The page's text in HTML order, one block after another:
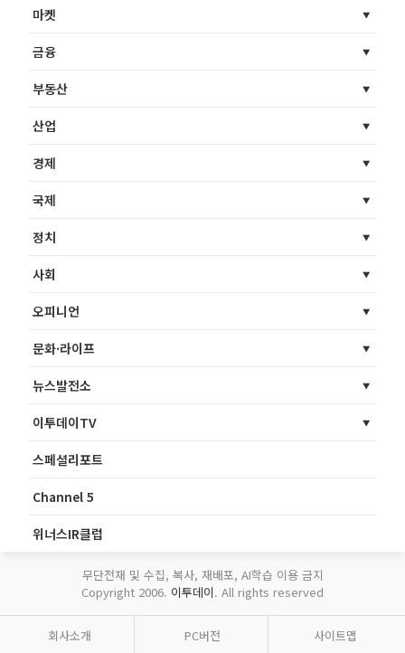
마켓
금융
부동산
산업
경제
국제
정치
사회
오피니언
문화·라이프
뉴스발전소
이투데이TV
스페셜리포트
Channel 5
위너스IR클럽
무단전재 및 수집, 복사, 재배포, AI학습 이용 금지
Copyright 2006. 이투데이. All rights reserved
회사소개 PC버전 사이트맵